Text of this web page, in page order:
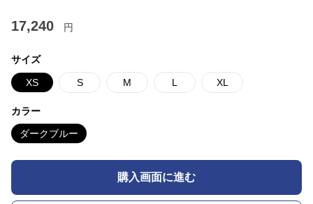
17,240 円
サイズ
XS S M L XL
カラー
ダークブルー
購入画面に進む